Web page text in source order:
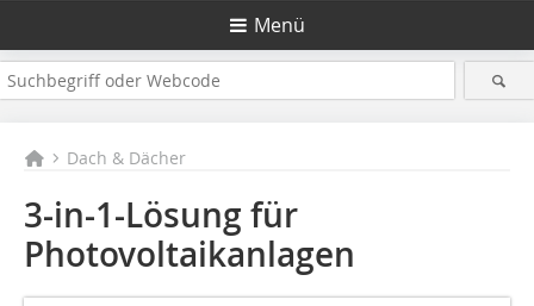
Menü
Dach & Dächer
3-in-1-Lösung für
Photovoltaikanlagen